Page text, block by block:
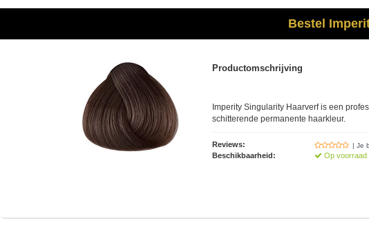
Bestel
Productomschrijving
Imperity Singularity Haarverf is een
schitterende permanente haarkleur.
Reviews: | Je
Beschikbaarheid: Op voorraad